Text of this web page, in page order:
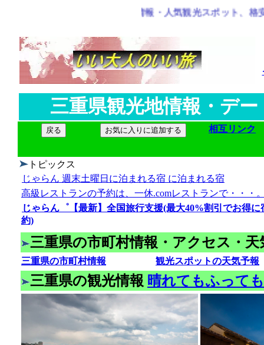
三重県観光地情報・人気観光スポット、格安旅
三重県観光地情報・デ
お気に入りに追加する 相互リンク
トピックス
じゃらん 週末土曜日に泊まれる宿 に泊まれる宿
高級レストランの予約は、一休.comレストランで・・・
じゃらん゜【最新】全国旅行支援(最大40%割引でお得に
約)
三重県の市町村情報・アクセス・天
三重県の市町村情報 観光スポットの天気予報
三重県の観光情報 晴れてもふって